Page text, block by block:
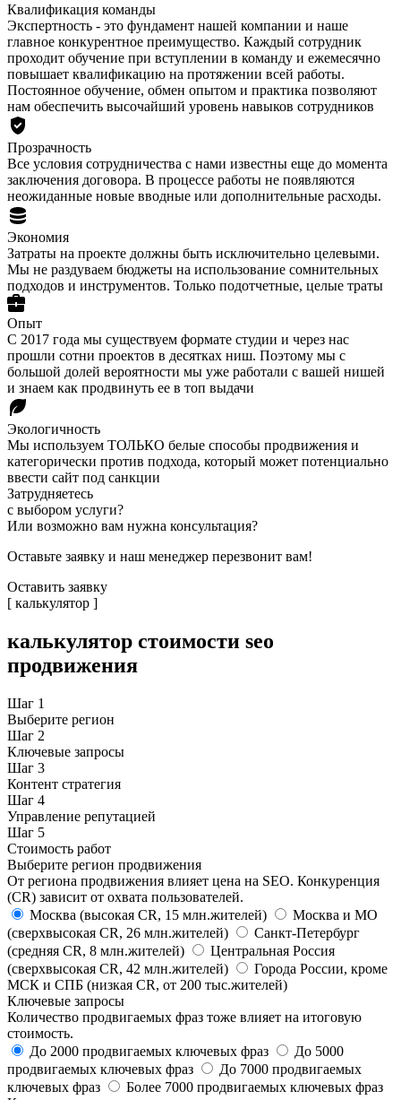
Квалификация команды
Экспертность - это фундамент нашей компании и наше
главное конкурентное преимущество. Каждый сотрудник
проходит обучение при вступлении в команду и ежемесячно
повышает квалификацию на протяжении всей работы.
Постоянное обучение, обмен опытом и практика позволяют
нам обеспечить высочайший уровень навыков сотрудников
Прозрачность
Все условия сотрудничества с нами известны еще до момента
заключения договора. В процессе работы не появляются
неожиданные новые вводные или дополнительные расходы.
Экономия
Затраты на проекте должны быть исключительно целевыми.
Мы не раздуваем бюджеты на использование сомнительных
подходов и инструментов. Только подотчетные, целые траты
Опыт
С 2017 года мы существуем формате студии и через нас
прошли сотни проектов в десятках ниш. Поэтому мы с
большой долей вероятности мы уже работали с вашей нишей
и знаем как продвинуть ее в топ выдачи
Экологичность
Мы используем ТОЛЬКО белые способы продвижения и
категорически против подхода, который может потенциально
ввести сайт под санкции
Затрудняетесь
с выбором услуги?
Или возможно вам нужна консультация?
Оставьте заявку и наш менеджер перезвонит вам!
Оставить заявку
[ калькулятор ]
калькулятор стоимости seo
продвижения
Шаг 1
Выберите регион
Шаг 2
Ключевые запросы
Шаг 3
Контент стратегия
Шаг 4
Управление репутацией
Шаг 5
Стоимость работ
Выберите регион продвижения
От региона продвижения влияет цена на SEO. Конкуренция
(CR) зависит от охвата пользователей.
Москва (высокая CR, 15 млн.жителей)
Москва и МО
(сверхвысокая CR, 26 млн.жителей)
Санкт-Петербург
(средняя CR, 8 млн.жителей)
Центральная Россия
(сверхвысокая CR, 42 млн.жителей)
Города России, кроме
МСК и СПБ (низкая CR, от 200 тыс.жителей)
Ключевые запросы
Количество продвигаемых фраз тоже влияет на итоговую
стоимость.
До 2000 продвигаемых ключевых фраз
До 5000
продвигаемых ключевых фраз
До 7000 продвигаемых
ключевых фраз
Более 7000 продвигаемых ключевых фраз